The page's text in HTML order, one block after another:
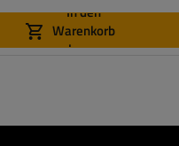
In den
Warenkorb
legen